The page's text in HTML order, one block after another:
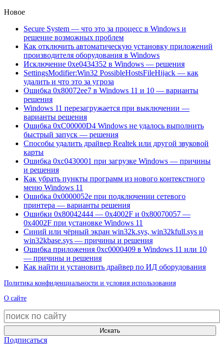
Новое
Secure System — что это за процесс в Windows и
решение возможных проблем
Как отключить автоматическую установку приложений
производителя оборудования в Windows
Исключение 0xe0434352 в Windows — решения
SettingsModifier:Win32 PossibleHostsFileHijack — как
удалить и что это за угроза
Ошибка 0x80072ee7 в Windows 11 и 10 — варианты
решения
Windows 11 перезагружается при выключении —
варианты решения
Ошибка 0xC00000D4 Windows не удалось выполнить
быстрый запуск — решения
Способы удалить драйвер Realtek или другой звуковой
карты
Ошибка 0xc0430001 при загрузке Windows — причины
и решения
Как убрать пункты программ из нового контекстного
меню Windows 11
Ошибка 0x0000052e при подключении сетевого
принтера — варианты решения
Ошибки 0x80042444 — 0x4002F и 0x80070057 —
0x4002F при установке Windows 11
Синий или чёрный экран win32k.sys, win32kfull.sys и
win32kbase.sys — причины и решения
Ошибка приложения 0xc0000409 в Windows 11 или 10
— причины и решения
Как найти и установить драйвер по ИД оборудования
Политика конфиденциальности и условия использования
О сайте
Искать
Подписаться